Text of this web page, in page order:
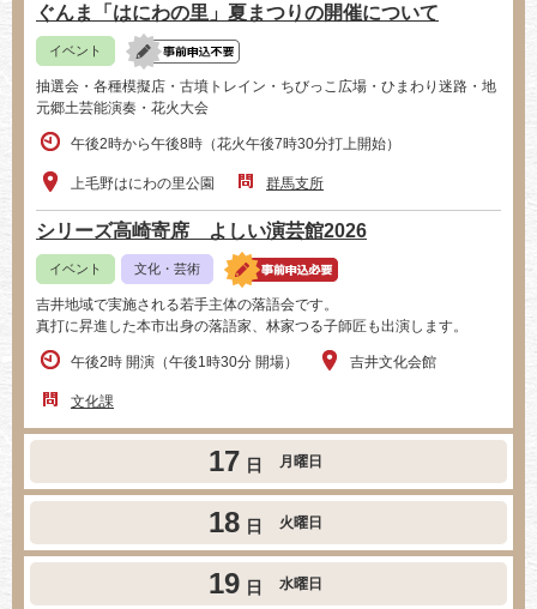
ぐんま「はにわの里」夏まつりの開催について
イベント
抽選会・各種模擬店・古墳トレイン・ちびっこ広場・ひまわり迷路・地
元郷土芸能演奏・花火大会
午後2時から午後8時（花火午後7時30分打上開始）
上毛野はにわの里公園 群馬支所
シリーズ高崎寄席 よしい演芸館2026
イベント 文化・芸術
吉井地域で実施される若手主体の落語会です。
真打に昇進した本市出身の落語家、林家つる子師匠も出演します。
午後2時 開演（午後1時30分 開場） 吉井文化会館
文化課
17 日 月曜日
18 日 火曜日
19 日 水曜日